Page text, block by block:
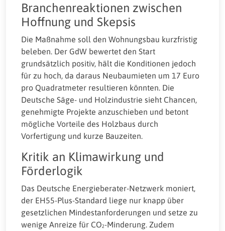
Branchenreaktionen zwischen
Hoffnung und Skepsis
Die Maßnahme soll den Wohnungsbau kurzfristig
beleben. Der GdW bewertet den Start
grundsätzlich positiv, hält die Konditionen jedoch
für zu hoch, da daraus Neubaumieten um 17 Euro
pro Quadratmeter resultieren könnten. Die
Deutsche Säge- und Holzindustrie sieht Chancen,
genehmigte Projekte anzuschieben und betont
mögliche Vorteile des Holzbaus durch
Vorfertigung und kurze Bauzeiten.
Kritik an Klimawirkung und
Förderlogik
Das Deutsche Energieberater-Netzwerk moniert,
der EH55-Plus-Standard liege nur knapp über
gesetzlichen Mindestanforderungen und setze zu
wenige Anreize für CO₂-Minderung. Zudem